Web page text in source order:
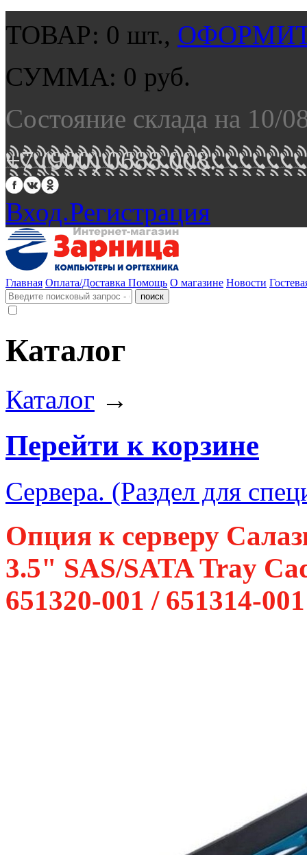
ТОВАР: 0 шт.,
СУММА: 0 руб.
Состояние склада на 10/
+7 (900) 0688 008.
Вход.Регистрация
Главная Оплата/Доставка Помощь О магазине Новости
Каталог
Каталог →
Перейти к корзине
Сервера. (Раздел для
Опция к серверу
3.5" SAS/SATA Tray
651320-001 / 651314-001